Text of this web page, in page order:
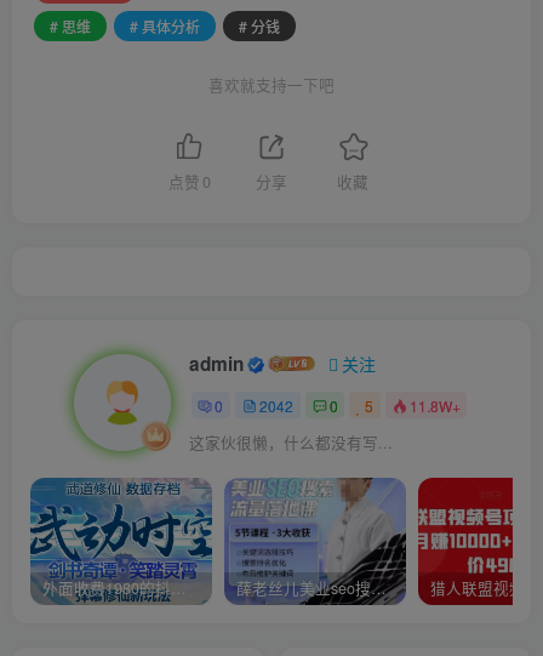
# 思维
# 具体分析 # 分钱
喜欢就支持一下吧
点赞 0 分享 收藏
admin 关注
0 2042 0 5 11.8W+
这家伙很懒，什么都没有写...
外面收费1980的抖音武动时空直播项目，无需真人出镜，实时互动直播【软件+详细教程】 薛老丝儿美业seo搜索流量落地课，一周暴涨20w粉丝，全干货讲解